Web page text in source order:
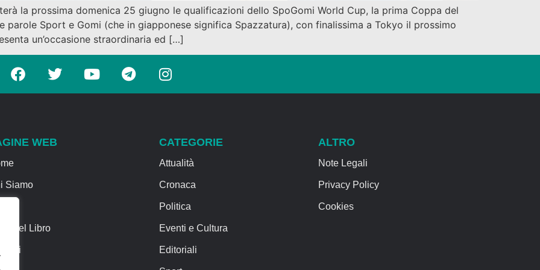
la prossima domenica 25 giugno le qualificazioni dello SpoGomi World Cup, la prima Coppa del
Sport e Gomi (che in giapponese significa Spazzatura), con finalissima a Tokyo il prossimo
un’occasione straordinaria ed […]
WEB
Siamo
del Libro
CATEGORIE
Attualità
Cronaca
Politica
Eventi e Cultura
Editoriali
ALTRO
Note Legali
Privacy Policy
Cookies